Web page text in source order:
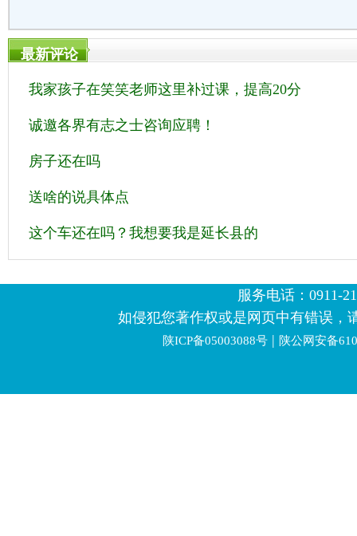
最新评论
我家孩子在笑笑老师这里补过课，提高20分
诚邀各界有志之士咨询应聘！
房子还在吗
送啥的说具体点
这个车还在吗？我想要我是延长县的
服务电话：0911-
如侵犯您著作权或是网页中有错误，
陕ICP备05003088号 | 陕公网安备